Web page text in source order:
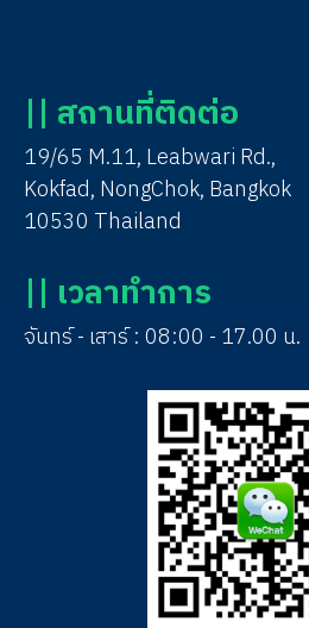
|| สถานที่ติดต่อ
19/65 M.11, Leabwari Rd.,
Kokfad, NongChok, Bangkok
10530 Thailand
|| เวลาทำการ
จันทร์ - เสาร์ : 08:00 - 17.00 น.